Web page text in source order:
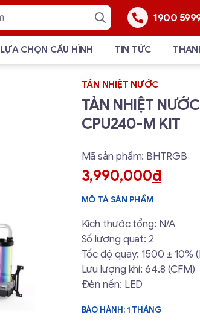
1900
LỰA CHỌN CẤU HÌNH TIN TỨC
TẢN NHIỆT NƯỚC
TẢN NHIỆT
CPU240-M KIT
Mã sản phẩm: BHTRGB
3,990,000đ
MÔ TẢ SẢN PHẨM
Kích thước tổng: N/A
Số lượng quạt: 2
Tốc độ quay: 1500 ± 10%
Lưu lượng khí: 64.8 (CFM)
Đèn nền: LED
BẢO HÀNH: 1 THÁNG